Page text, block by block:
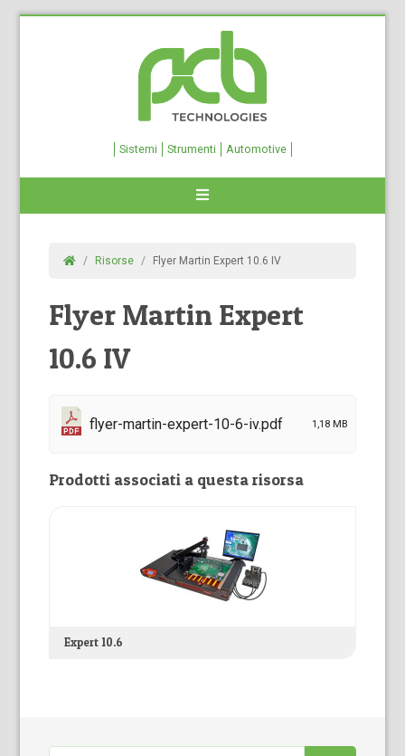
Sistemi Strumenti Automotive
Risorse Flyer Martin Expert 10.6 IV
Flyer Martin Expert
10.6 IV
flyer-martin-expert-10-6-iv.pdf 1,18 MB
Prodotti associati a questa risorsa
Expert 10.6